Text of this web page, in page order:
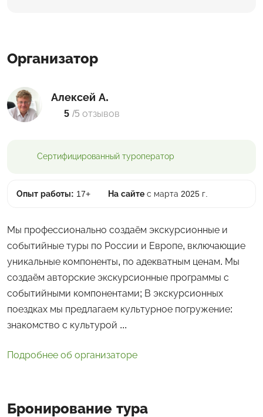
Организатор
Алексей А.
5 /5 отзывов
Сертифицированный туроператор
Опыт работы: 17+ На сайте с марта 2025 г.
Мы профессионально создаём экскурсионные и
событийные туры по России и Европе, включающие
уникальные компоненты, по адекватным ценам. Мы
создаём авторские экскурсионные программы с
событийными компонентами; В экскурсионных
поездках мы предлагаем культурное погружение:
знакомство с культурой ...
Подробнее об организаторе
Бронирование тура